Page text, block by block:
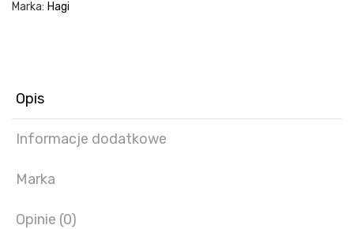
Marka: Hagi
Opis
Informacje dodatkowe
Marka
Opinie (0)